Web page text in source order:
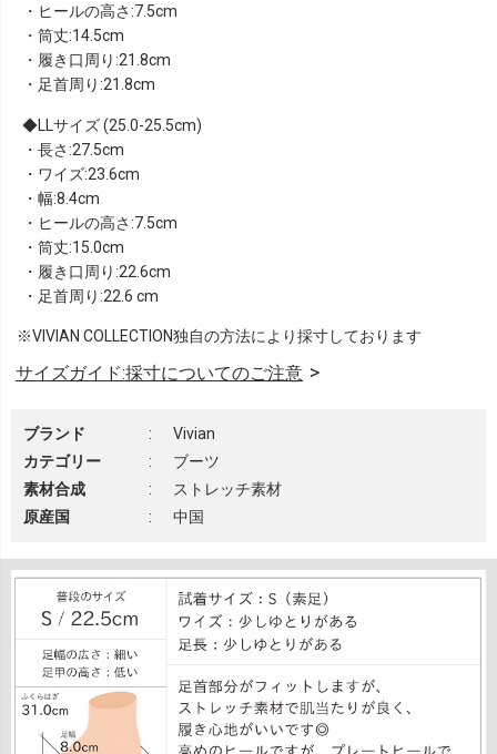
・ヒールの高さ:7.5cm
・筒丈:14.5cm
・履き口周り:21.8cm
・足首周り:21.8cm
LLサイズ (25.0-25.5cm)
・長さ:27.5cm
・ワイズ:23.6cm
・幅:8.4cm
・ヒールの高さ:7.5cm
・筒丈:15.0cm
・履き口周り:22.6cm
・足首周り:22.6 cm
※VIVIAN COLLECTION独自の方法により採寸しております
サイズガイド:採寸についてのご注意
ブランド :
Vivian
カテゴリー
:
ブーツ
素材合成
:
ストレッチ素材
原産国
: 中国